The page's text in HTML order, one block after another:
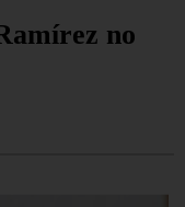
no